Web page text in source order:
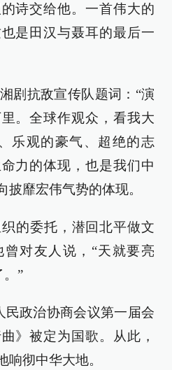
诗交给他。一首伟大的
是田汉与聂耳的最后一
剧抗敌宣传队题词：“演
。全球作观众，看我大
乐观的豪气、超绝的志
力的体现，也是我们中
靡宏伟气势的体现。
的委托，潜回北平做文
对友人说，“天就要亮
。”
民政治协商会议第一届会
》被定为国歌。从此，
响彻中华大地。